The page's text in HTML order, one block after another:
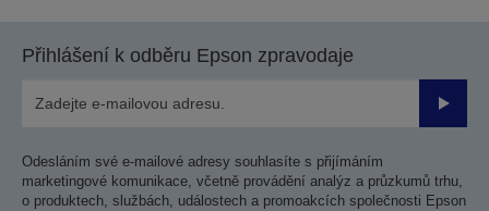
Přihlášení k odběru Epson zpravodaje
Odesláním své e-mailové adresy souhlasíte s přijímáním
marketingové komunikace, včetně provádění analýz a průzkumů trhu,
o produktech, službách, událostech a promoakcích společnosti Epson